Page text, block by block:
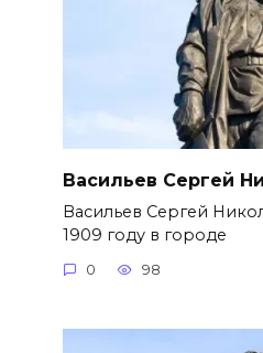
Васильев Сергей
Васильев Сергей
1909 году в городе
0 98